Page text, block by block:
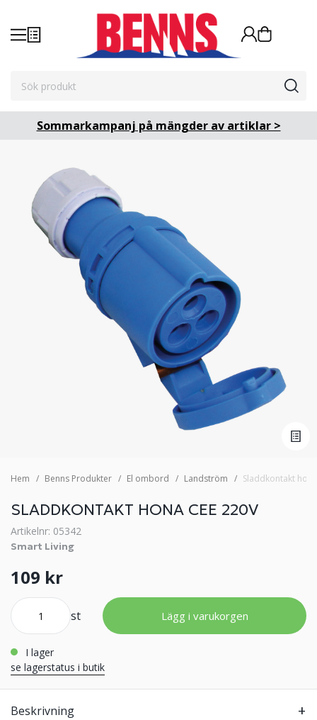
Sommarkampanj på mängder av artiklar >
Hem Benns Produkter El ombord Landström Sladdkontakt
SLADDKONTAKT HONA CEE 220V
Artikelnr: 05342
Smart Living
109 kr
st Lägg i varukorgen
i lager
se lagerstatus i butik
Beskrivning